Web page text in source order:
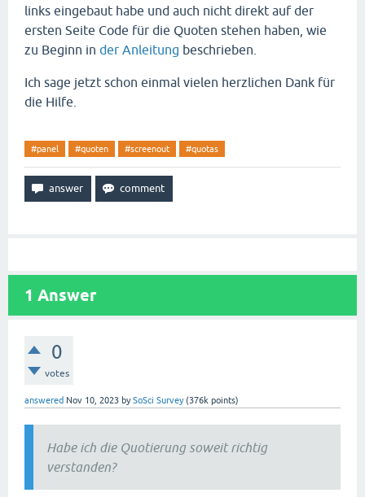
links eingebaut habe und auch nicht direkt auf der
ersten Seite Code für die Quoten stehen haben, wie
zu Beginn in der Anleitung beschrieben.
Ich sage jetzt schon einmal vielen herzlichen Dank für
die Hilfe.
#panel #quoten #screenout #quotas
1 Answer
0
votes
answered Nov 10, 2023 bySoSci Survey (376k points)
Habe ich die Quotierung soweit richtig
verstanden?